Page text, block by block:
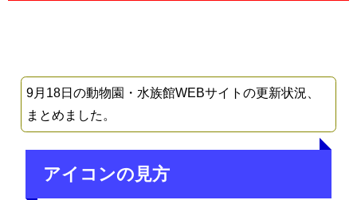
9月18日の動物園・水族館WEBサイトの更新状況、
まとめました。
アイコンの見方